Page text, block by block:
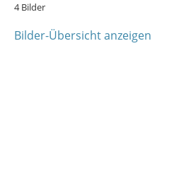
4 Bilder
Bilder-Übersicht anzeigen